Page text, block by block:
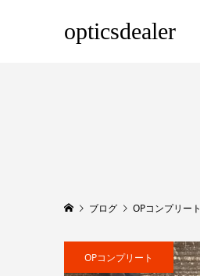
opticsdealer
ブログ OPコンプリート
OPコンプリート